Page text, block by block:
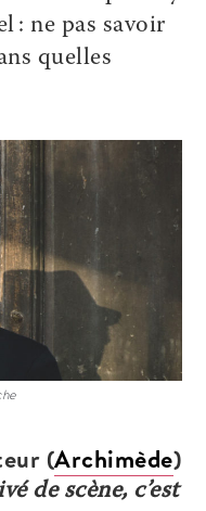
: ne pas savoir
quelles
(Archimède)
de scène, c’est